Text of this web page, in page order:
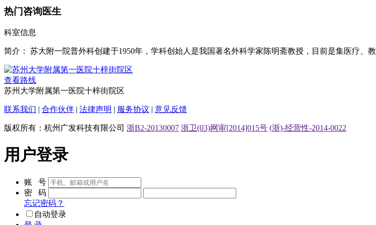
热门咨询医生
科室信息
简介： 苏大附一院普外科创建于1950年，学科创始人是我国著名外科学家陈明斋教授，目前是集医疗、
查看路线
苏州大学附属第一医院十梓街院区
联系我们 | 合作伙伴 | 法律声明 | 服务协议 | 意见反馈
版权所有：杭州广发科技有限公司 浙B2-20130007 浙卫(03)网审[2014]015号 (浙)-经营性-2014-0022
用户登录
账 号
密 码
忘记密码？
自动登录